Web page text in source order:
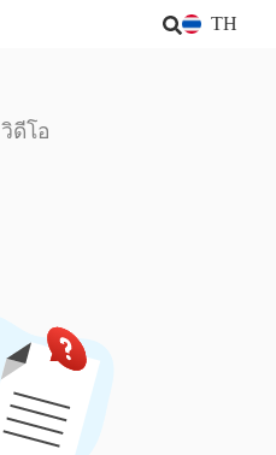
TH
วิดีโอ